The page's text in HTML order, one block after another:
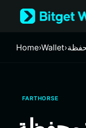
Русский
Español
Deutsch
简体中文
Home›Wallet›
FARTHORSE